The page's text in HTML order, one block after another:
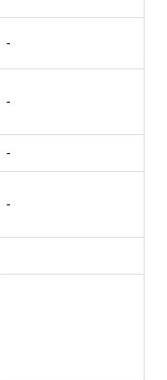
‐
‐
‐
‐